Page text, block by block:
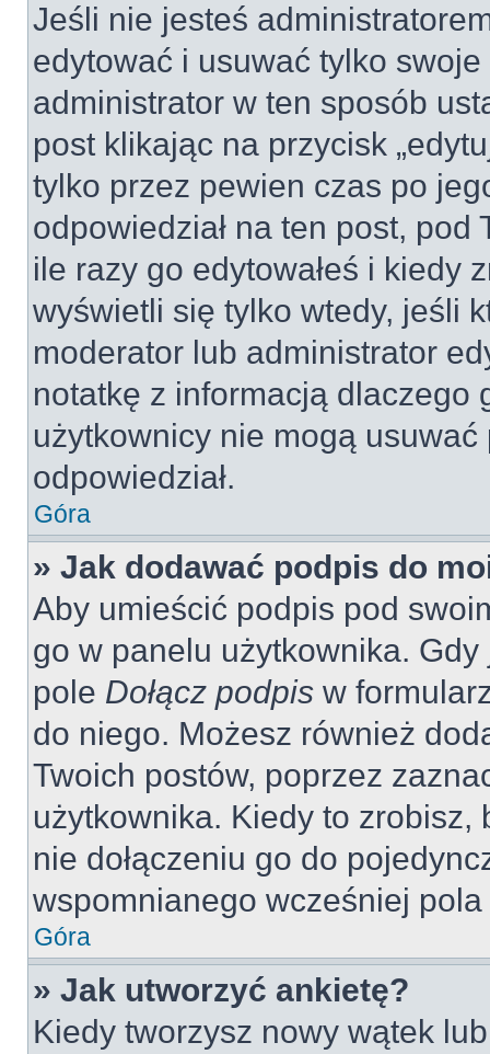
Jeśli nie jesteś
edytować i usuwać tylko
administrator w ten sposób
post klikając na przycisk
tylko przez pewien czas po
odpowiedział na ten post,
ile razy go edytowałeś i kiedy
wyświetli się tylko wtedy, jeśli
moderator lub administrator
notatkę z informacją dlaczego
użytkownicy nie mogą
odpowiedział.
Góra
» Jak dodawać podpis do
Aby umieścić podpis pod
go w panelu użytkownika.
pole Dołącz podpis w
do niego. Możesz również
Twoich postów, poprzez
użytkownika. Kiedy to zrobisz,
nie dołączeniu go do
wspomnianego wcześniej
Góra
» Jak utworzyć ankietę?
Kiedy tworzysz nowy wątek